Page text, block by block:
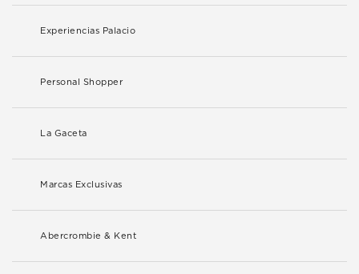
Experiencias Palacio
Personal Shopper
La Gaceta
Marcas Exclusivas
Abercrombie & Kent